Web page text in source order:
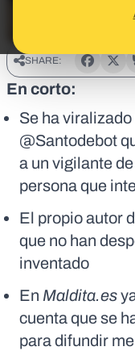
SHARE:
En corto:
Se ha
@Santodebot
a un vigilante
persona que
El propio autor
que no han
inventado
En Maldita.es
cuenta que se
para difundir